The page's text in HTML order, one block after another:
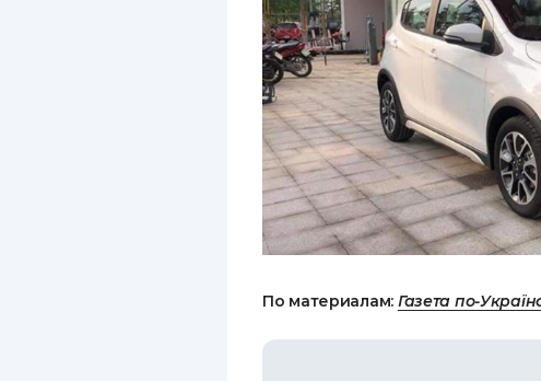
По материалам: Газета по-